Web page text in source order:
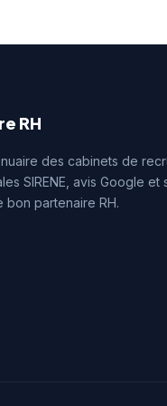
RH
des cabinets de
SIRENE, avis Google
bon partenaire RH.